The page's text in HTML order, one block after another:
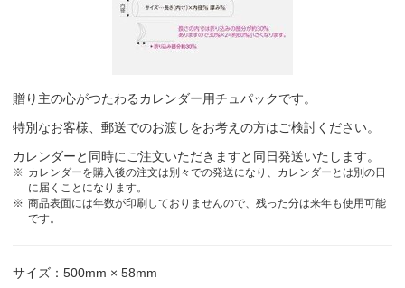
贈り主の心がつたわるカレンダー用チュパックです。
特別なお客様、郵送でのお渡しをお考えの方はご検討ください。
カレンダーと同時にご注文いただきますと同日発送いたします。
カレンダーを購入後の注文は別々での発送になり、カレンダーとは別の日
に届くことになります。
商品表面には年数が印刷しておりませんので、残った分は来年も使用可能
です。
サイズ：500mm × 58mm